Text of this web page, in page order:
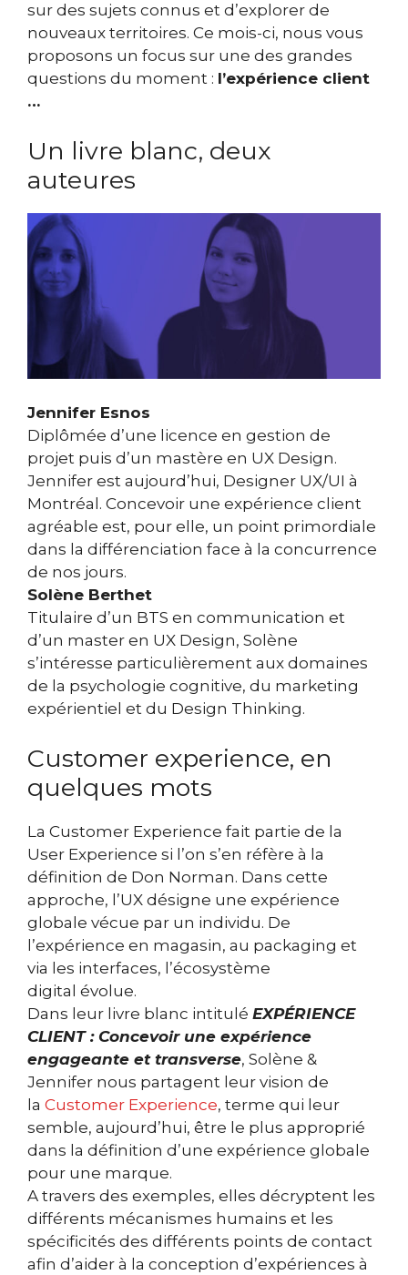
sur des sujets connus et d’explorer de
nouveaux territoires. Ce mois-ci, nous vous
proposons un focus sur une des grandes
questions du moment : l’expérience client
…
Un livre blanc, deux
auteures
Jennifer Esnos
Diplômée d’une licence en gestion de
projet puis d’un mastère en UX Design.
Jennifer est aujourd’hui, Designer UX/UI à
Montréal. Concevoir une expérience client
agréable est, pour elle, un point primordiale
dans la différenciation face à la concurrence
de nos jours.
Solène Berthet
Titulaire d’un BTS en communication et
d’un master en UX Design, Solène
s’intéresse particulièrement aux domaines
de la psychologie cognitive, du marketing
expérientiel et du Design Thinking.
Customer experience, en
quelques mots
La Customer Experience fait partie de la
User Experience si l’on s’en réfère à la
définition de Don Norman. Dans cette
approche, l’UX désigne une expérience
globale vécue par un individu. De
l’expérience en magasin, au packaging et
via les interfaces, l’écosystème
digital évolue.
Dans leur livre blanc intitulé EXPÉRIENCE
CLIENT : Concevoir une expérience
engageante et transverse, Solène &
Jennifer nous partagent leur vision de
la Customer Experience, terme qui leur
semble, aujourd’hui, être le plus approprié
dans la définition d’une expérience globale
pour une marque.
A travers des exemples, elles décryptent les
différents mécanismes humains et les
spécificités des différents points de contact
afin d’aider à la conception d’expériences à